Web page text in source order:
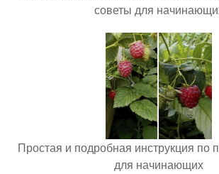
советы для
Простая и подробная инструкция по
для начинающих